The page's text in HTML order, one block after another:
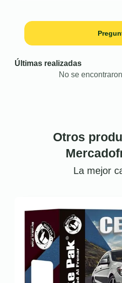
Últimas realizadas
No se
Otros
La mejor